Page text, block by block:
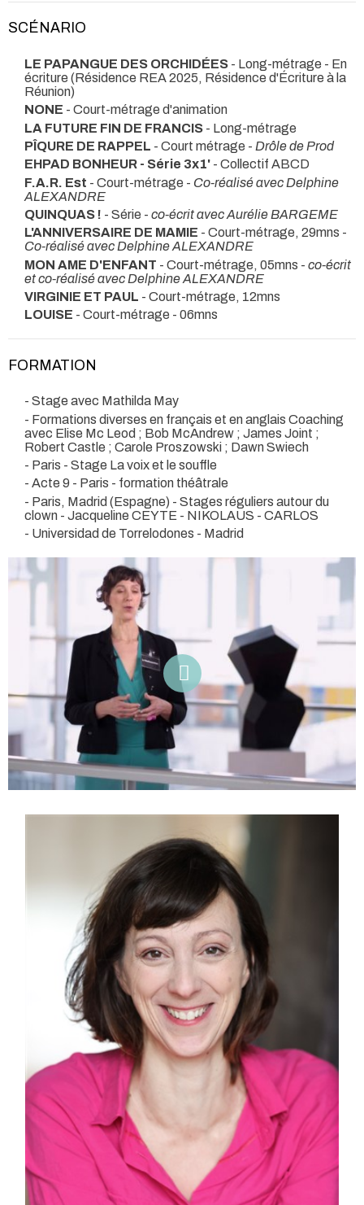
SCÉNARIO
LE PAPANGUE DES ORCHIDÉES - Long-métrage - En
écriture (Résidence REA 2025, Résidence d'Écriture à la
Réunion)
NONE - Court-métrage d'animation
LA FUTURE FIN DE FRANCIS - Long-métrage
PÎQURE DE RAPPEL - Court métrage - Drôle de Prod
EHPAD BONHEUR - Série 3x1' - Collectif ABCD
F.A.R. Est - Court-métrage - Co-réalisé avec Delphine
ALEXANDRE
QUINQUAS ! - Série - co-écrit avec Aurélie BARGEME
L'ANNIVERSAIRE DE MAMIE - Court-métrage, 29mns -
Co-réalisé avec Delphine ALEXANDRE
MON AME D'ENFANT - Court-métrage, 05mns - co-écrit
et co-réalisé avec Delphine ALEXANDRE
VIRGINIE ET PAUL - Court-métrage, 12mns
LOUISE - Court-métrage - 06mns
FORMATION
- Stage avec Mathilda May
- Formations diverses en français et en anglais Coaching
avec Elise Mc Leod ; Bob McAndrew ; James Joint ;
Robert Castle ; Carole Proszowski ; Dawn Swiech
- Paris - Stage La voix et le souffle
- Acte 9 - Paris - formation théâtrale
- Paris, Madrid (Espagne) - Stages réguliers autour du
clown - Jacqueline CEYTE - NIKOLAUS - CARLOS
- Universidad de Torrelodones - Madrid